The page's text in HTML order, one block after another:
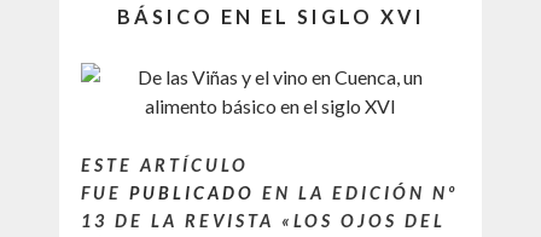
BÁSICO EN EL SIGLO XVI
ESTE ARTÍCULO
FUE PUBLICADO EN LA EDICIÓN Nº
13 DE LA REVISTA «LOS OJOS DEL